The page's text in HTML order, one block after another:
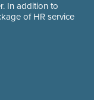
In addition to
of HR service